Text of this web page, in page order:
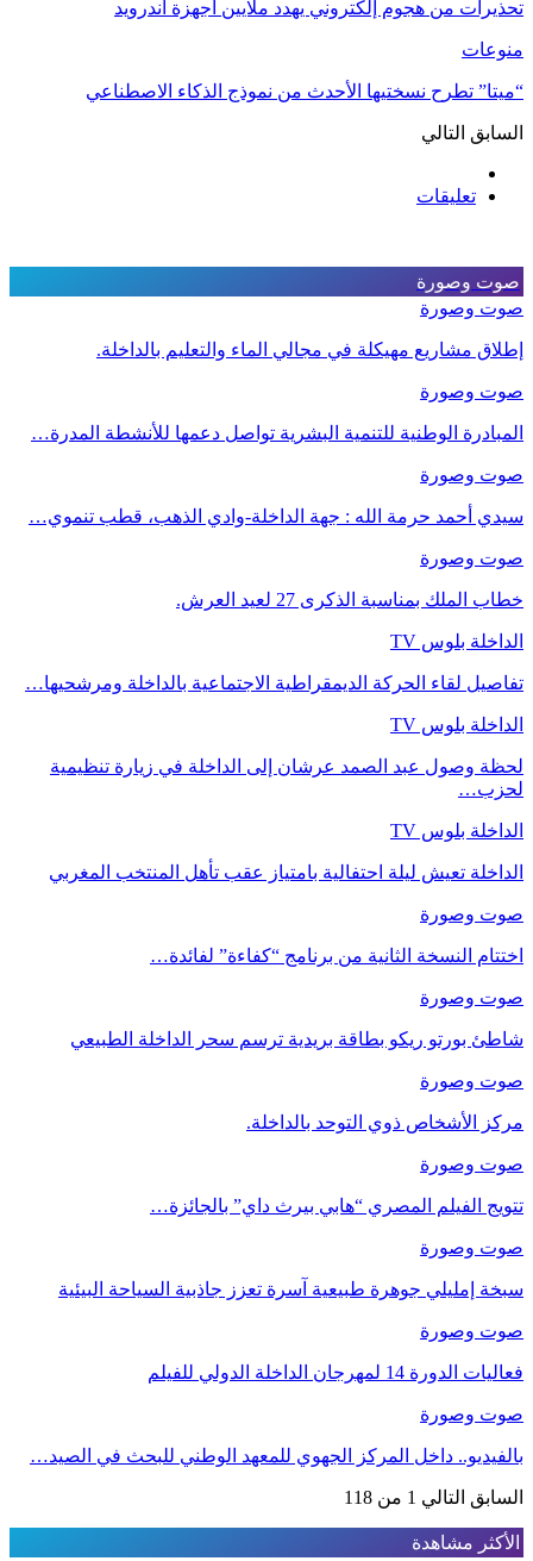
تحذيرات من هجوم إلكتروني يهدد ملايين أجهزة أندرويد
منوعات
“ميتا” تطرح نسختيها الأحدث من نموذج الذكاء الاصطناعي
السابق التالي
تعليقات
صوت وصورة
صوت وصورة
إطلاق مشاريع مهيكلة في مجالي الماء والتعليم بالداخلة.
صوت وصورة
المبادرة الوطنية للتنمية البشرية تواصل دعمها للأنشطة المدرة…
صوت وصورة
سيدي أحمد حرمة الله : جهة الداخلة-وادي الذهب، قطب تنموي…
صوت وصورة
خطاب الملك بمناسبة الذكرى 27 لعيد العرش.
الداخلة بلوس TV
تفاصيل لقاء الحركة الديمقراطية الاجتماعية بالداخلة ومرشحيها…
الداخلة بلوس TV
لحظة وصول عبد الصمد عرشان إلى الداخلة في زيارة تنظيمية
لحزب…
الداخلة بلوس TV
الداخلة تعيش ليلة احتفالية بامتياز عقب تأهل المنتخب المغربي
صوت وصورة
اختتام النسخة الثانية من برنامج “كفاءة” لفائدة…
صوت وصورة
شاطئ بورتو ريكو بطاقة بريدية ترسم سحر الداخلة الطبيعي
صوت وصورة
مركز الأشخاص ذوي التوحد بالداخلة.
صوت وصورة
تتويج الفيلم المصري “هابي بيرث داي” بالجائزة…
صوت وصورة
سبخة إمليلي جوهرة طبيعية آسرة تعزز جاذبية السياحة البيئية
صوت وصورة
فعاليات الدورة 14 لمهرجان الداخلة الدولي للفيلم
صوت وصورة
بالفيديو.. داخل المركز الجهوي للمعهد الوطني للبحث في الصيد…
السابق التالي 1 من 118
الأكثر مشاهدة